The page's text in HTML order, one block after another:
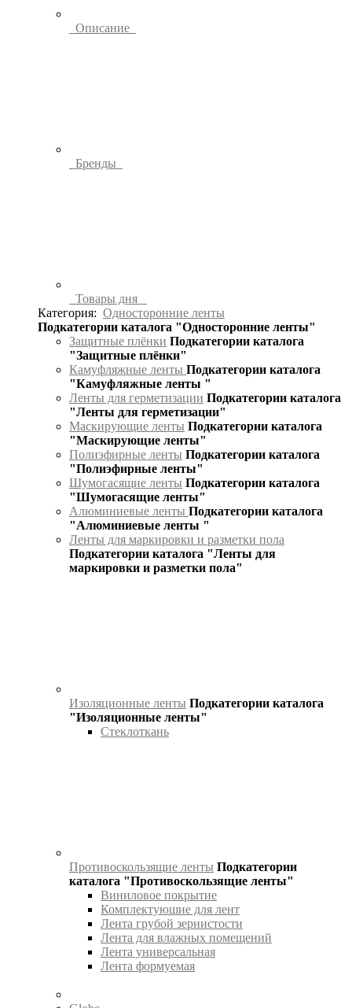
Описание
Бренды
Товары дня
Категория: Односторонние ленты
Подкатегории каталога "Односторонние ленты"
Защитные плёнки Подкатегории каталога
"Защитные плёнки"
Камуфляжные ленты Подкатегории каталога
"Камуфляжные ленты "
Ленты для герметизации Подкатегории каталога
"Ленты для герметизации"
Маскирующие ленты Подкатегории каталога
"Маскирующие ленты"
Полиэфирные ленты Подкатегории каталога
"Полиэфирные ленты"
Шумогасящие ленты Подкатегории каталога
"Шумогасящие ленты"
Алюминиевые ленты Подкатегории каталога
"Алюминиевые ленты "
Ленты для маркировки и разметки пола
Подкатегории каталога "Ленты для
маркировки и разметки пола"
Изоляционные ленты Подкатегории каталога
"Изоляционные ленты"
Стеклоткань
Противоскользящие ленты Подкатегории
каталога "Противоскользящие ленты"
Виниловое покрытие
Комплектуюшие для лент
Лента грубой зернистости
Лента для влажных помещений
Лента универсальная
Лента формуемая